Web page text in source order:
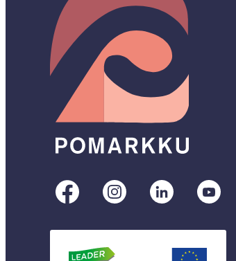
Pomarkku
Facebookissa
Pomarkku
Instagramissa
Pomarkku
LinkedInissä